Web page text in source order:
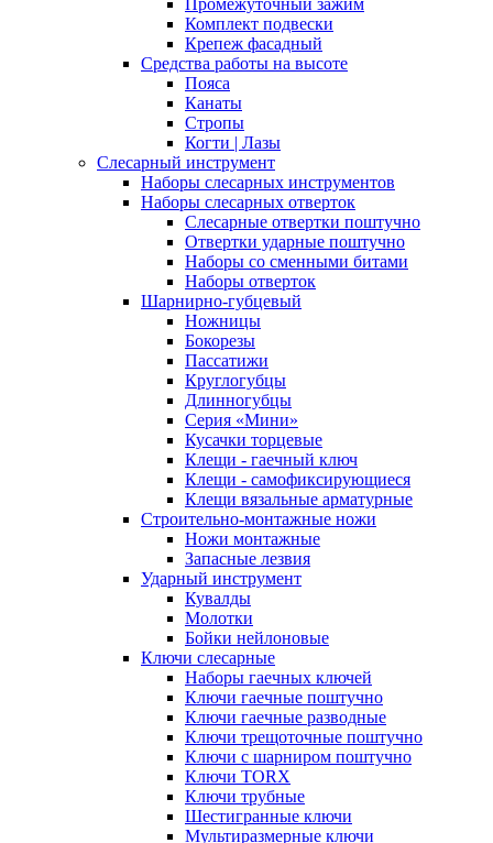
Промежуточный зажим
Комплект подвески
Крепеж фасадный
Средства работы на высоте
Пояса
Канаты
Стропы
Когти | Лазы
Слесарный инструмент
Наборы слесарных инструментов
Наборы слесарных отверток
Слесарные отвертки поштучно
Отвертки ударные поштучно
Наборы со сменными битами
Наборы отверток
Шарнирно-губцевый
Ножницы
Бокорезы
Пассатижи
Круглогубцы
Длинногубцы
Серия «Мини»
Кусачки торцевые
Клещи - гаечный ключ
Клещи - самофиксирующиеся
Клещи вязальные арматурные
Строительно-монтажные ножи
Ножи монтажные
Запасные лезвия
Ударный инструмент
Кувалды
Молотки
Бойки нейлоновые
Ключи слесарные
Наборы гаечных ключей
Ключи гаечные поштучно
Ключи гаечные разводные
Ключи трещоточные поштучно
Ключи с шарниром поштучно
Ключи TORX
Ключи трубные
Шестигранные ключи
Мультиразмерные ключи